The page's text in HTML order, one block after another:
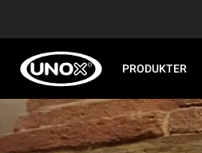
PRODUKTER